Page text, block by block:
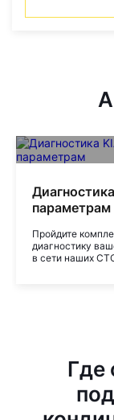
параметрам
Пройдите
диагностику
в сети наших
Где